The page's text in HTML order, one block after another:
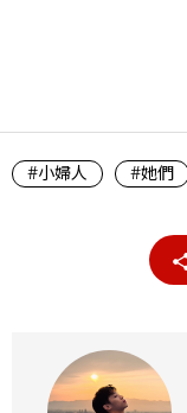
#小婦人 #她們